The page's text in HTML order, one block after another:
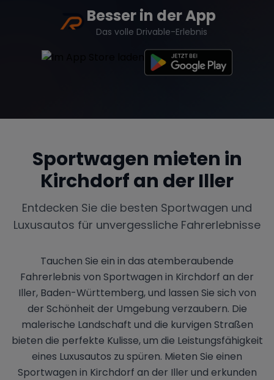
Besser in der App
Das volle Drivable-Erlebnis
Sportwagen mieten in
Kirchdorf an der Iller
Entdecken Sie die besten Sportwagen und
Luxusautos für unvergessliche Fahrerlebnisse
Tauchen Sie ein in das atemberaubende
Fahrerlebnis von Sportwagen in Kirchdorf an der
Iller, Baden-Württemberg, und lassen Sie sich von
der Schönheit der Umgebung verzaubern. Die
malerische Landschaft und die kurvigen Straßen
bieten die perfekte Kulisse, um die Leistungsfähigkeit
eines Luxusautos zu spüren. Mieten Sie einen
Sportwagen in Kirchdorf an der Iller und erkunden